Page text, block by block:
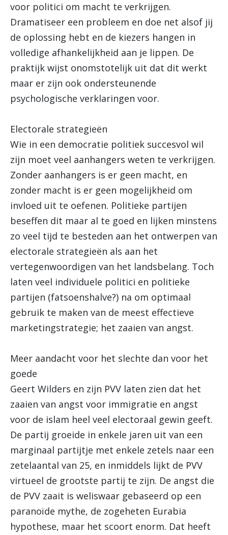
voor politici om macht te verkrijgen.
Dramatiseer een probleem en doe net alsof jij
de oplossing hebt en de kiezers hangen in
volledige afhankelijkheid aan je lippen. De
praktijk wijst onomstotelijk uit dat dit werkt
maar er zijn ook ondersteunende
psychologische verklaringen voor.
Electorale strategieën
Wie in een democratie politiek succesvol wil
zijn moet veel aanhangers weten te verkrijgen.
Zonder aanhangers is er geen macht, en
zonder macht is er geen mogelijkheid om
invloed uit te oefenen. Politieke partijen
beseffen dit maar al te goed en lijken minstens
zo veel tijd te besteden aan het ontwerpen van
electorale strategieën als aan het
vertegenwoordigen van het landsbelang. Toch
laten veel individuele politici en politieke
partijen (fatsoenshalve?) na om optimaal
gebruik te maken van de meest effectieve
marketingstrategie; het zaaien van angst.
Meer aandacht voor het slechte dan voor het
goede
Geert Wilders en zijn PVV laten zien dat het
zaaien van angst voor immigratie en angst
voor de islam heel veel electoraal gewin geeft.
De partij groeide in enkele jaren uit van een
marginaal partijtje met enkele zetels naar een
zetelaantal van 25, en inmiddels lijkt de PVV
virtueel de grootste partij te zijn. De angst die
de PVV zaait is weliswaar gebaseerd op een
paranoïde mythe, de zogeheten Eurabia
hypothese, maar het scoort enorm. Dat heeft